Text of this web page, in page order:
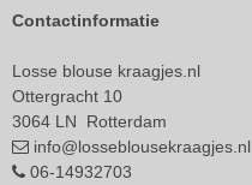
Contactinformatie
Losse blouse kraagjes.nl
Ottergracht 10
3064 LN Rotterdam
info@losseblousekraagjes.nl
06-14932703